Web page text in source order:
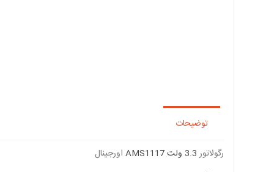
توضیحات
رگولاتور3.3 ولت AMS1117
اورجینال